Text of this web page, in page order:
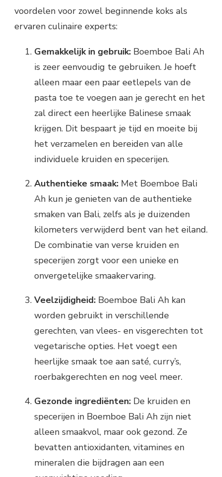
voordelen voor zowel beginnende koks als
ervaren culinaire experts:
Gemakkelijk in gebruik: Boemboe Bali Ah
is zeer eenvoudig te gebruiken. Je hoeft
alleen maar een paar eetlepels van de
pasta toe te voegen aan je gerecht en het
zal direct een heerlijke Balinese smaak
krijgen. Dit bespaart je tijd en moeite bij
het verzamelen en bereiden van alle
individuele kruiden en specerijen.
Authentieke smaak: Met Boemboe Bali
Ah kun je genieten van de authentieke
smaken van Bali, zelfs als je duizenden
kilometers verwijderd bent van het eiland.
De combinatie van verse kruiden en
specerijen zorgt voor een unieke en
onvergetelijke smaakervaring.
Veelzijdigheid: Boemboe Bali Ah kan
worden gebruikt in verschillende
gerechten, van vlees- en visgerechten tot
vegetarische opties. Het voegt een
heerlijke smaak toe aan saté, curry’s,
roerbakgerechten en nog veel meer.
Gezonde ingrediënten: De kruiden en
specerijen in Boemboe Bali Ah zijn niet
alleen smaakvol, maar ook gezond. Ze
bevatten antioxidanten, vitamines en
mineralen die bijdragen aan een